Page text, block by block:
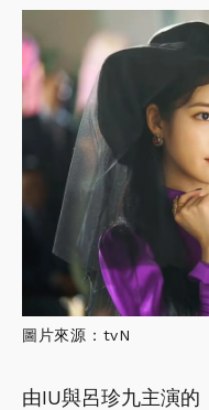
圖片來源：tvN
由IU與呂珍九主演的